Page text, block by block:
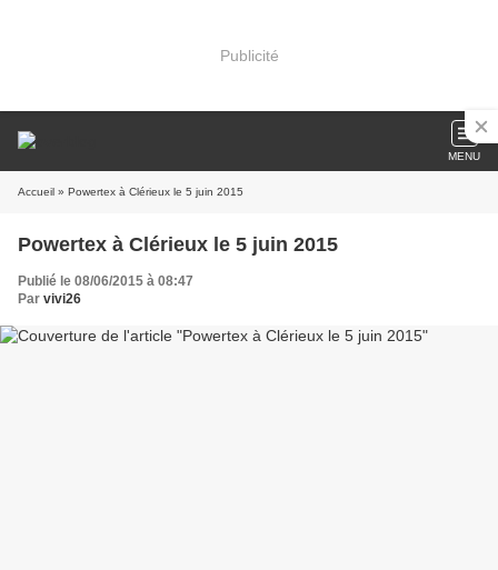
Publicité
MENU
Accueil » Powertex à Clérieux le 5 juin 2015
Powertex à Clérieux le 5 juin 2015
Publié le 08/06/2015 à 08:47
Par vivi26